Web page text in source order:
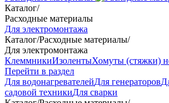
Каталог/
Расходные материалы
Для электромонтажа
Каталог/Расходные материалы/
Для электромонтажа
КлеммникиИзолентыХомуты (стяжки)
Перейти в раздел
Для водонагревателейДля генераторов
садовой техникиДля сварки